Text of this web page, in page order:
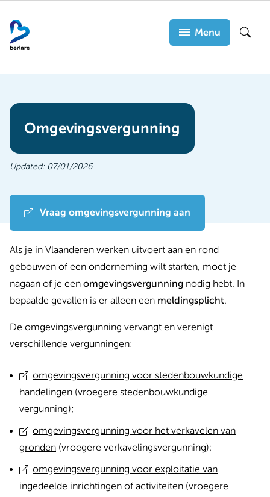
en
naar
Menu
Omgevingsvergunning
Updated: 07/01/2026
Vraag omgevingsvergunning aan
Als je in Vlaanderen werken uitvoert aan en rond
gebouwen of een onderneming wilt starten, moet je
nagaan of je een omgevingsvergunning nodig hebt. In
bepaalde gevallen is er alleen een meldingsplicht.
De omgevingsvergunning vervangt en verenigt
verschillende vergunningen:
omgevingsvergunning voor stedenbouwkundige
handelingen (vroegere stedenbouwkundige
vergunning);
omgevingsvergunning voor het verkavelen van
gronden (vroegere verkavelingsvergunning);
omgevingsvergunning voor exploitatie van
ingedeelde inrichtingen of activiteiten (vroegere